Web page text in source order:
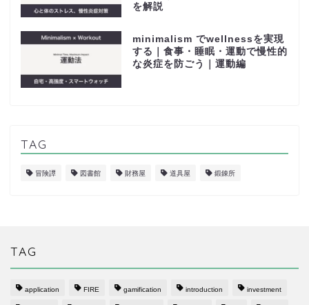
を解説
minimalism でwellnessを実現
する｜食事・睡眠・運動で慢性的
な炎症を防ごう｜運動編
TAG
冒険譚 図書館 財務屋 道具屋 鍛錬所
TAG
application FIRE gamification introduction investment